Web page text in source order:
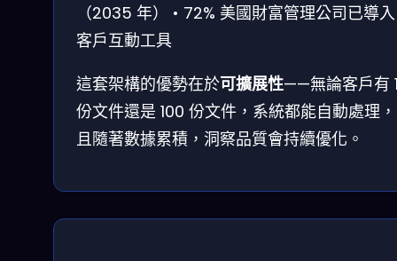
（2035 年）
• 72% 美國財富管理公司已導
客戶互動工具
這套架構的優勢在於可擴展性——無論客戶有
份文件還是 100 份文件，系統都能自動處理
且隨著數據累積，洞察品質會持續優化。